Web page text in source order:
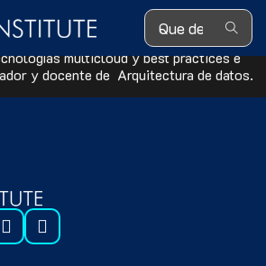
Search ...
la Clínica Internacional, previamente ha
consultor ad hoc de empresas privadas y
multicloud y best practices e
y docente de Arquitectura de datos.